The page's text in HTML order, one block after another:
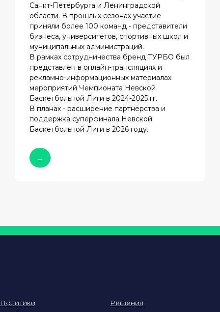
Санкт-Петербурга и Ленинградской
области. В прошлых сезонах участие
приняли более 100 команд - представители
бизнеса, университетов, спортивных школ и
муниципальных администраций.
В рамках сотрудничества бренд ТУРБО был
представлен в онлайн-трансляциях и
рекламно-информационных материалах
мероприятий Чемпионата Невской
Баскетбольной Лиги в 2024-2025 гг.
В планах - расширение партнёрства и
поддержка суперфинала Невской
Баскетбольной Лиги в 2026 году.
→
Политики
Решения